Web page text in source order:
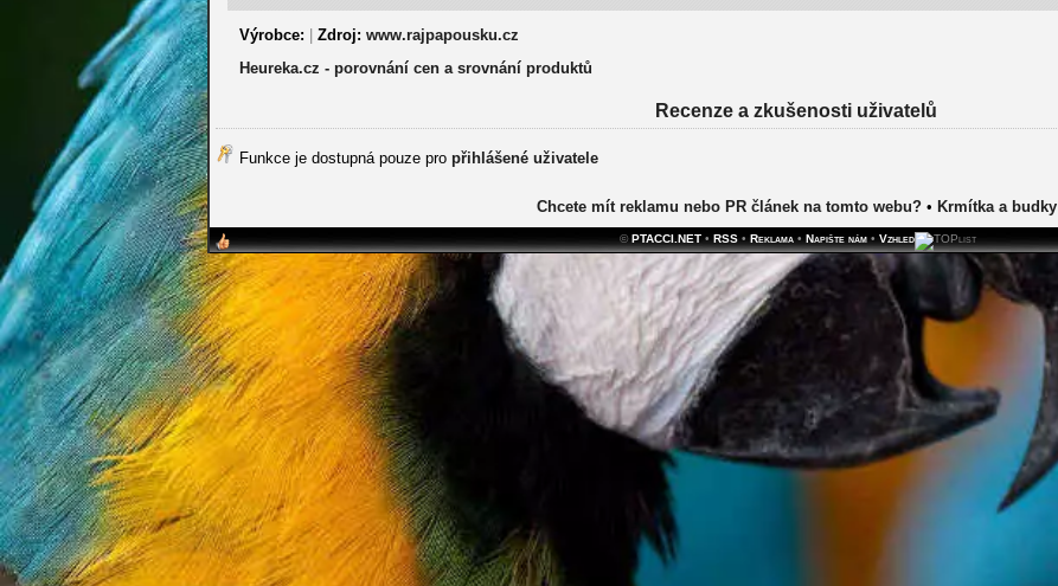
Výrobce: Zdroj: www.rajpapousku.cz
Heureka.cz - porovnání cen a srovnání produktů
Recenze a zkušenosti uživatelů
Funkce je dostupná pouze pro přihlášené uživatele
Chcete mít reklamu nebo PR článek na tomto webu?• Krmítka a budky
©PTACCI.NET • RSS • Reklama • Napište nám • Vzhled